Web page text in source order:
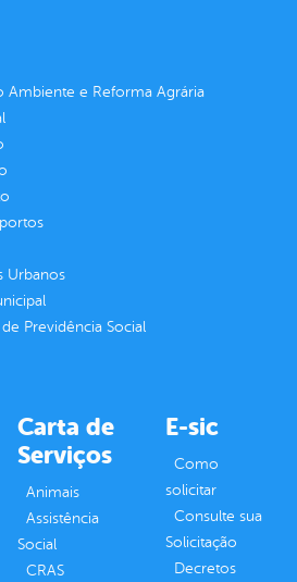
Ambiente e Reforma Agrária
Urbanos
Previdência Social
Carta de
Serviços
Animais
Assistência
Social
CRAS
E-sic
Como
solicitar
Consulte sua
Solicitação
Decretos